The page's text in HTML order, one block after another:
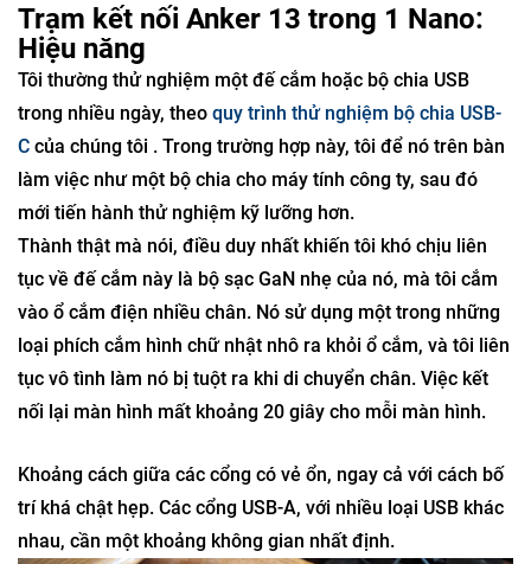
Trạm kết nối Anker 13 trong 1 Nano:
Hiệu năng
Tôi thường thử nghiệm một đế cắm hoặc bộ chia USB
trong nhiều ngày, theo quy trình thử nghiệm bộ chia USB-
C của chúng tôi . Trong trường hợp này, tôi để nó trên bàn
làm việc như một bộ chia cho máy tính công ty, sau đó
mới tiến hành thử nghiệm kỹ lưỡng hơn.
Thành thật mà nói, điều duy nhất khiến tôi khó chịu liên
tục về đế cắm này là bộ sạc GaN nhẹ của nó, mà tôi cắm
vào ổ cắm điện nhiều chân. Nó sử dụng một trong những
loại phích cắm hình chữ nhật nhô ra khỏi ổ cắm, và tôi liên
tục vô tình làm nó bị tuột ra khi di chuyển chân. Việc kết
nối lại màn hình mất khoảng 20 giây cho mỗi màn hình.
Khoảng cách giữa các cổng có vẻ ổn, ngay cả với cách bố
trí khá chật hẹp. Các cổng USB-A, với nhiều loại USB khác
nhau, cần một khoảng không gian nhất định.